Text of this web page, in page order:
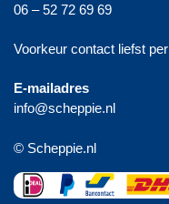
06 – 52 72 69 69
Voorkeur contact liefst
E-mailadres
info@scheppie.nl
© Scheppie.nl